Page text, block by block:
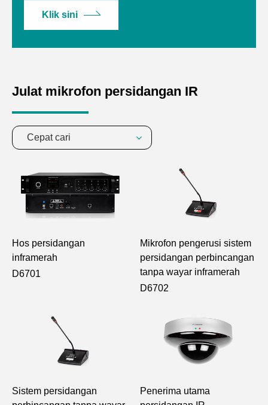
Klik sini
Julat mikrofon persidangan IR
Cepat cari
Hos persidangan
inframerah
D6701
Mikrofon pengerusi sistem
persidangan perbincangan
tanpa wayar inframerah
D6702
Sistem persidangan
Penerima utama